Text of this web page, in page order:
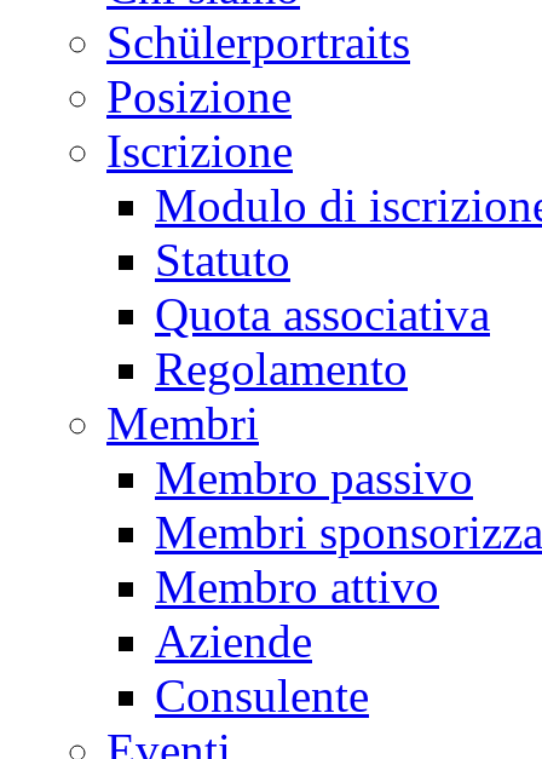
Schülerportraits
Posizione
Iscrizione
Modulo di
Statuto
Quota associativa
Regolamento
Membri
Membro passivo
Membri
Membro attivo
Aziende
Consulente